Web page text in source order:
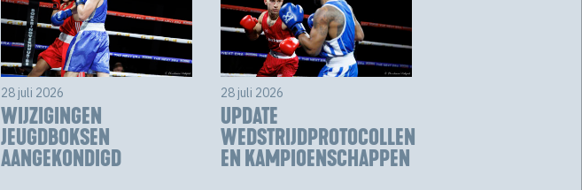
28 juli 2026
WIJZIGINGEN
JEUGDBOKSEN
AANGEKONDIGD
28 juli 2026
UPDATE
WEDSTRIJDPROTOCOLLEN
EN KAMPIOENSCHAPPEN